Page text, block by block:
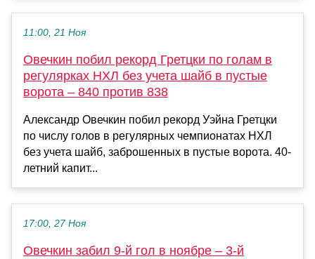
11:00, 21 Ноя
Овечкин побил рекорд Гретцки по голам в
регулярках НХЛ без учета шайб в пустые
ворота – 840 против 838
Александр Овечкин побил рекорд Уэйна Гретцки
по числу голов в регулярных чемпионатах НХЛ
без учета шайб, заброшенных в пустые ворота. 40-
летний капит...
17:00, 27 Ноя
Овечкин забил 9-й гол в ноябре – 3-й